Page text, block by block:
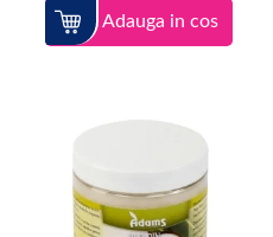
Adauga in cos